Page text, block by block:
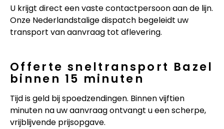
U krijgt direct een vaste contactpersoon aan de lijn.
Onze Nederlandstalige dispatch begeleidt uw
transport van aanvraag tot aflevering.
Offerte sneltransport Bazel
binnen 15 minuten
Tijd is geld bij spoedzendingen. Binnen vijftien
minuten na uw aanvraag ontvangt u een scherpe,
vrijblijvende prijsopgave.